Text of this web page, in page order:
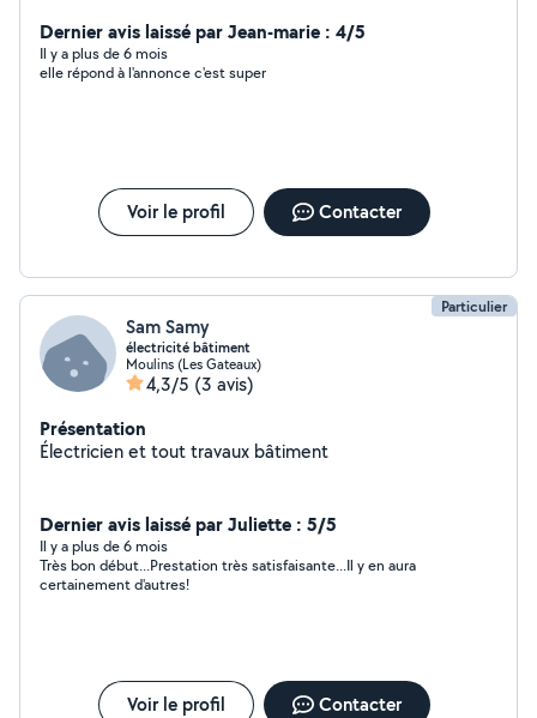
Dernier avis laissé par Jean-marie : 4/5
Il y a plus de 6 mois
elle répond à l'annonce c'est super
Voir le profil Contacter
Particulier
Sam Samy
électricité bâtiment
Moulins (Les Gateaux)
4,3/5 (3 avis)
Présentation
Électricien et tout travaux bâtiment
Dernier avis laissé par Juliette : 5/5
Il y a plus de 6 mois
Très bon début...Prestation très satisfaisante...Il y en aura
certainement d'autres!
Voir le profil Contacter